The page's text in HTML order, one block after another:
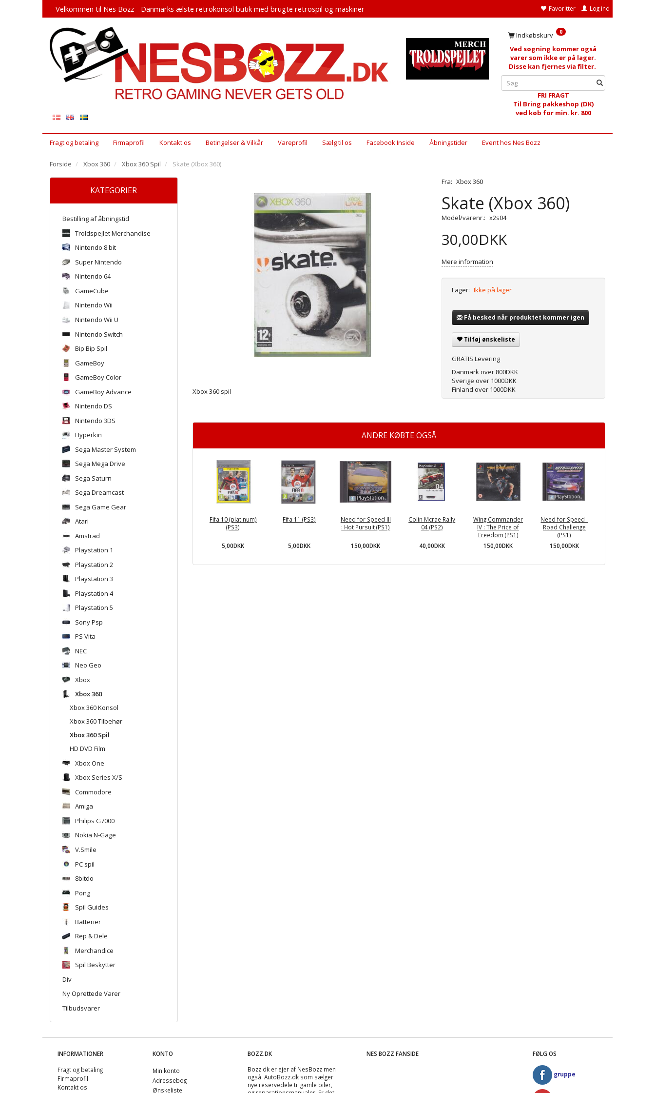
Favoritter Log ind
Velkommen til Nes Bozz - Danmarks ælste retrokonsol butik med brugte retrospil og maskiner
Indkøbskurv 0
Ved søgning kommer også
varer som ikke er på lager.
Disse kan fjernes via filter.
FRI FRAGT
Til Bring pakkeshop (DK)
ved køb for min. kr. 800
Fragt og betaling Firmaprofil Kontakt os Betingelser & Vilkår Vareprofil Sælg til os Facebook Inside Åbningstider Event hos Nes Bozz
Forside Xbox 360 Xbox 360 Spil Skate (Xbox 360)
KATEGORIER
Bestilling af åbningstid
Troldspejlet Merchandise
Nintendo 8 bit
Super Nintendo
Nintendo 64
GameCube
Nintendo Wii
Nintendo Wii U
Nintendo Switch
Bip Bip Spil
GameBoy
GameBoy Color
GameBoy Advance
Nintendo DS
Nintendo 3DS
Hyperkin
Sega Master System
Sega Mega Drive
Sega Saturn
Sega Dreamcast
Sega Game Gear
Atari
Amstrad
Playstation 1
Playstation 2
Playstation 3
Playstation 4
Playstation 5
Sony Psp
PS Vita
NEC
Neo Geo
Xbox
Xbox 360
Xbox 360 Konsol
Xbox 360 Tilbehør
Xbox 360 Spil
HD DVD Film
Xbox One
Xbox Series X/S
Commodore
Amiga
Philips G7000
Nokia N-Gage
V.Smile
PC spil
8bitdo
Pong
Spil Guides
Batterier
Rep & Dele
Merchandice
Spil Beskytter
Div
Ny Oprettede Varer
Tilbudsvarer
Xbox 360 spil
Fra: Xbox 360
Skate (Xbox 360)
Model/varenr.: x2s04
30,00DKK
Mere information
Lager: Ikke på lager
Få besked når produktet kommer igen
Tilføj ønskeliste
GRATIS Levering
Danmark over 800DKK
Sverige over 1000DKK
Finland over 1000DKK
ANDRE KØBTE OGSÅ
Fifa 10 (platinum)
(PS3)
5,00DKK
Fifa 11 (PS3)
5,00DKK
Need for Speed III
: Hot Pursuit (PS1)
150,00DKK
Colin Mcrae Rally
04 (PS2)
40,00DKK
Wing Commander
IV : The Price of
Freedom (PS1)
150,00DKK
Need for Speed :
Road Challenge
(PS1)
150,00DKK
INFORMATIONER
Fragt og betaling
Firmaprofil
Kontakt os
KONTO
Min konto
Adressebog
Ønskeliste
BOZZ.DK
Bozz.dk er ejer af NesBozz men
også AutoBozz.dk som sælger
nye reservedele til gamle biler,
NES BOZZ FANSIDE FØLG OS
gruppe